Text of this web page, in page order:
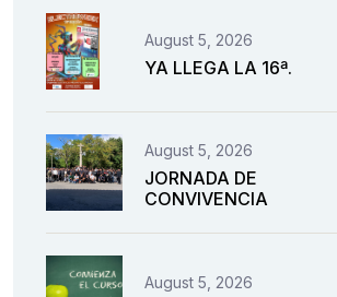
August 5, 2026
YA LLEGA LA 16ª.
August 5, 2026
JORNADA DE
CONVIVENCIA
August 5, 2026